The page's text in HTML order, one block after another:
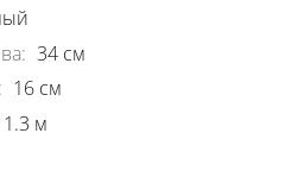
: 34 см
: 16 см
1.3 м